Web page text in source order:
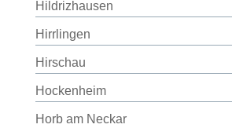
Hildrizhausen
Hirrlingen
Hirschau
Hockenheim
Horb am Neckar